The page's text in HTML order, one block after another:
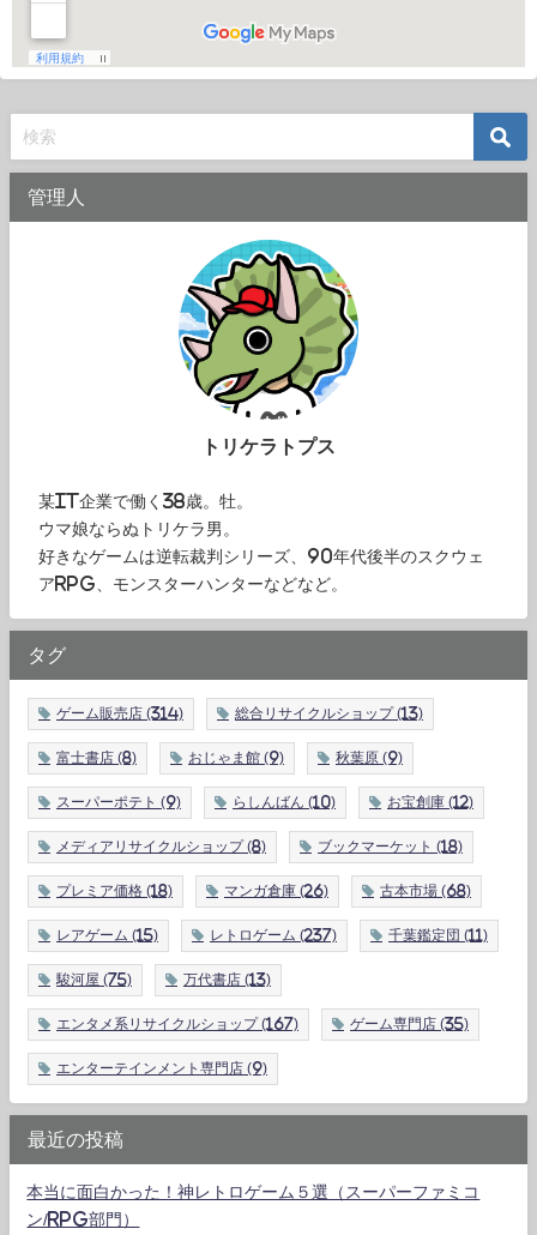
管理人
トリケラトプス
某IT企業で働く38歳。牡。
ウマ娘ならぬトリケラ男。
好きなゲームは逆転裁判シリーズ、90年代後半のスクウェ
アRPG、モンスターハンターなどなど。
タグ
ゲーム販売店 (314) 総合リサイクルショップ (13)
富士書店 (8) おじゃま館 (9) 秋葉原 (9)
スーパーポテト (9) らしんばん (10) お宝創庫 (12)
メディアリサイクルショップ (8) ブックマーケット (18)
プレミア価格 (18) マンガ倉庫 (26) 古本市場 (68)
レアゲーム (15) レトロゲーム (237) 千葉鑑定団 (11)
駿河屋 (75) 万代書店 (13)
エンタメ系リサイクルショップ (167) ゲーム専門店 (35)
エンターテインメント専門店 (9)
最近の投稿
本当に面白かった！神レトロゲーム５選（スーパーファミコ
ン/RPG部門）